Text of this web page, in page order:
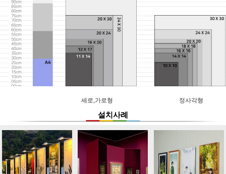
세로,가로형 정사각형
설치사례